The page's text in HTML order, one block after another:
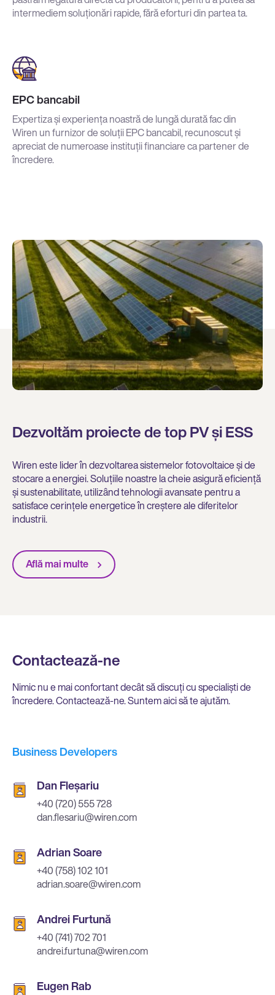
intermediem soluționări rapide, fără eforturi din partea ta.
EPC bancabil
Expertiza și experiența noastră de lungă durată fac din
Wiren un furnizor de soluții EPC bancabil, recunoscut și
apreciat de numeroase instituții financiare ca partener de
încredere.
Dezvoltăm proiecte de top PV și ESS
Wiren este lider în dezvoltarea sistemelor fotovoltaice și de
stocare a energiei. Soluțiile noastre la cheie asigură eficiență
și sustenabilitate, utilizând tehnologii avansate pentru a
satisface cerințele energetice în creștere ale diferitelor
industrii.
Află mai multe
Contactează-ne
Nimic nu e mai confortant decât să discuți cu specialiști de
încredere. Contactează-ne. Suntem aici să te ajutăm.
Business Developers
Dan Fleșariu
‭+40 (720) 555 728‬
dan.flesariu@wiren.com
Adrian Soare
+40 (758) 102 101
adrian.soare@wiren.com
Andrei Furtună
+40 (741) 702 701
andrei.furtuna@wiren.com
Eugen Rab